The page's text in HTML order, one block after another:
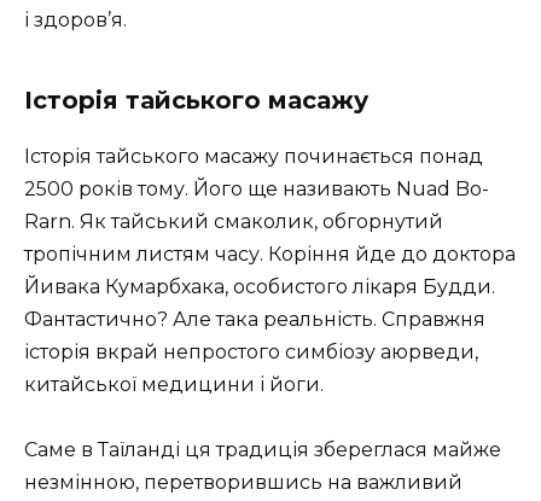
і здоров’я.
Історія тайського масажу
Історія тайського масажу починається понад
2500 років тому. Його ще називають Nuad Bo-
Rarn. Як тайський смаколик, обгорнутий
тропічним листям часу. Коріння йде до доктора
Йивака Кумарбхака, особистого лікаря Будди.
Фантастично? Але така реальність. Справжня
історія вкрай непростого симбіозу аюрведи,
китайської медицини і йоги.
Саме в Таїланді ця традиція збереглася майже
незмінною, перетворившись на важливий